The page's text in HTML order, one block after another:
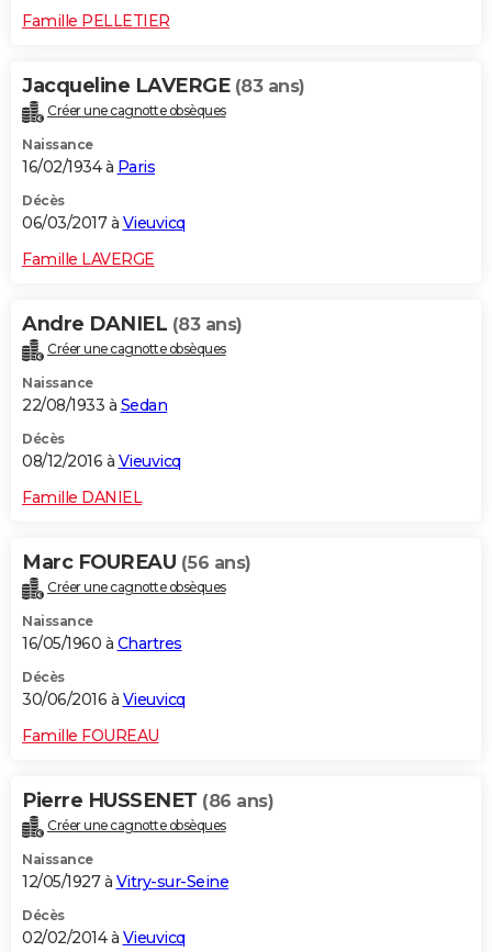
Famille PELLETIER
Jacqueline LAVERGE (83 ans)
Créer une cagnotte obsèques
Naissance
16/02/1934 à Paris
Décès
06/03/2017 à Vieuvicq
Famille LAVERGE
Andre DANIEL (83 ans)
Créer une cagnotte obsèques
Naissance
22/08/1933 à Sedan
Décès
08/12/2016 à Vieuvicq
Famille DANIEL
Marc FOUREAU (56 ans)
Créer une cagnotte obsèques
Naissance
16/05/1960 à Chartres
Décès
30/06/2016 à Vieuvicq
Famille FOUREAU
Pierre HUSSENET (86 ans)
Créer une cagnotte obsèques
Naissance
12/05/1927 à Vitry-sur-Seine
Décès
02/02/2014 à Vieuvicq